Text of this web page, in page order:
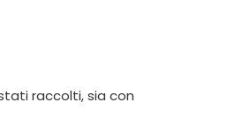
raccolti, sia con